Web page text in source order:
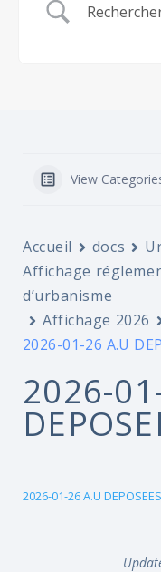
View
Accueil docs
Affichage
d’urbanisme
Affichage 2026
2026-01-26 A.U
2026-
2026-01-26 A.U DEPOSEES